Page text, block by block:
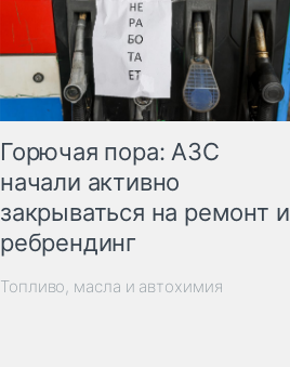
Горючая пора: АЗС
начали активно
закрываться на ремонт и
ребрендинг
Топливо, масла и автохимия